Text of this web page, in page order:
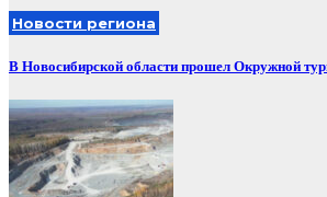
Новости региона
В Новосибирской области прошел Окружной